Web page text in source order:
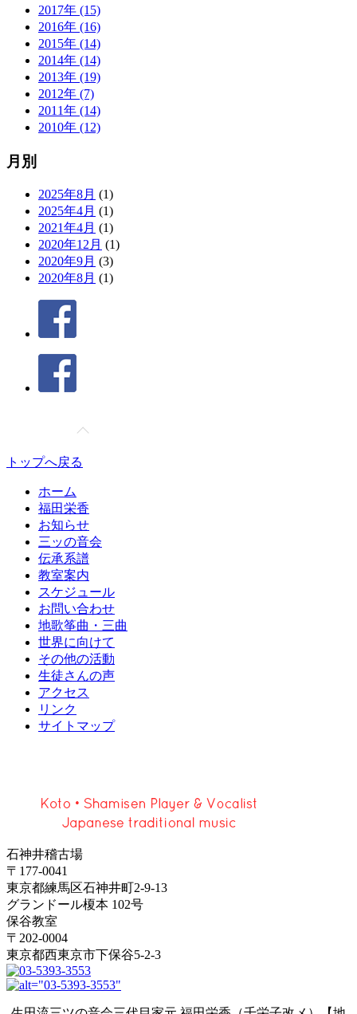
2017年 (15)
2016年 (16)
2015年 (14)
2014年 (14)
2013年 (19)
2012年 (7)
2011年 (14)
2010年 (12)
月別
2025年8月 (1)
2025年4月 (1)
2021年4月 (1)
2020年12月 (1)
2020年9月 (3)
2020年8月 (1)
トップへ戻る
ホーム
福田栄香
お知らせ
三ッの音会
伝承系譜
教室案内
スケジュール
お問い合わせ
地歌筝曲・三曲
世界に向けて
その他の活動
生徒さんの声
アクセス
リンク
サイトマップ
石神井稽古場
〒177-0041
東京都練馬区石神井町2-9-13
グランドール榎本 102号
保谷教室
〒202-0004
東京都西東京市下保谷5-2-3